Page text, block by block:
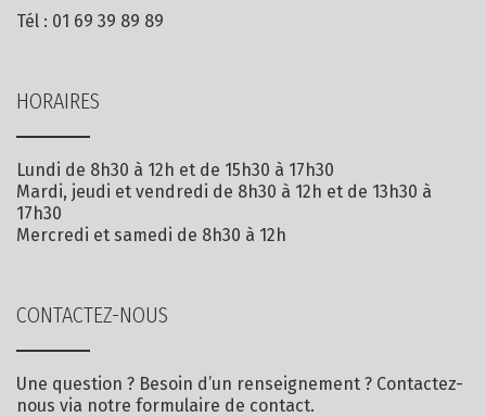
Tél : 01 69 39 89 89
HORAIRES
Lundi de 8h30 à 12h et de 15h30 à 17h30
Mardi, jeudi et vendredi de 8h30 à 12h et de 13h30 à
17h30
Mercredi et samedi de 8h30 à 12h
CONTACTEZ-NOUS
Une question ? Besoin d’un renseignement ? Contactez-
nous via notre formulaire de contact.